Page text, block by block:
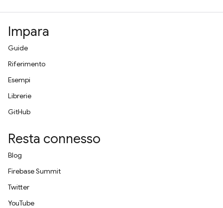
Impara
Guide
Riferimento
Esempi
Librerie
GitHub
Resta connesso
Blog
Firebase Summit
Twitter
YouTube